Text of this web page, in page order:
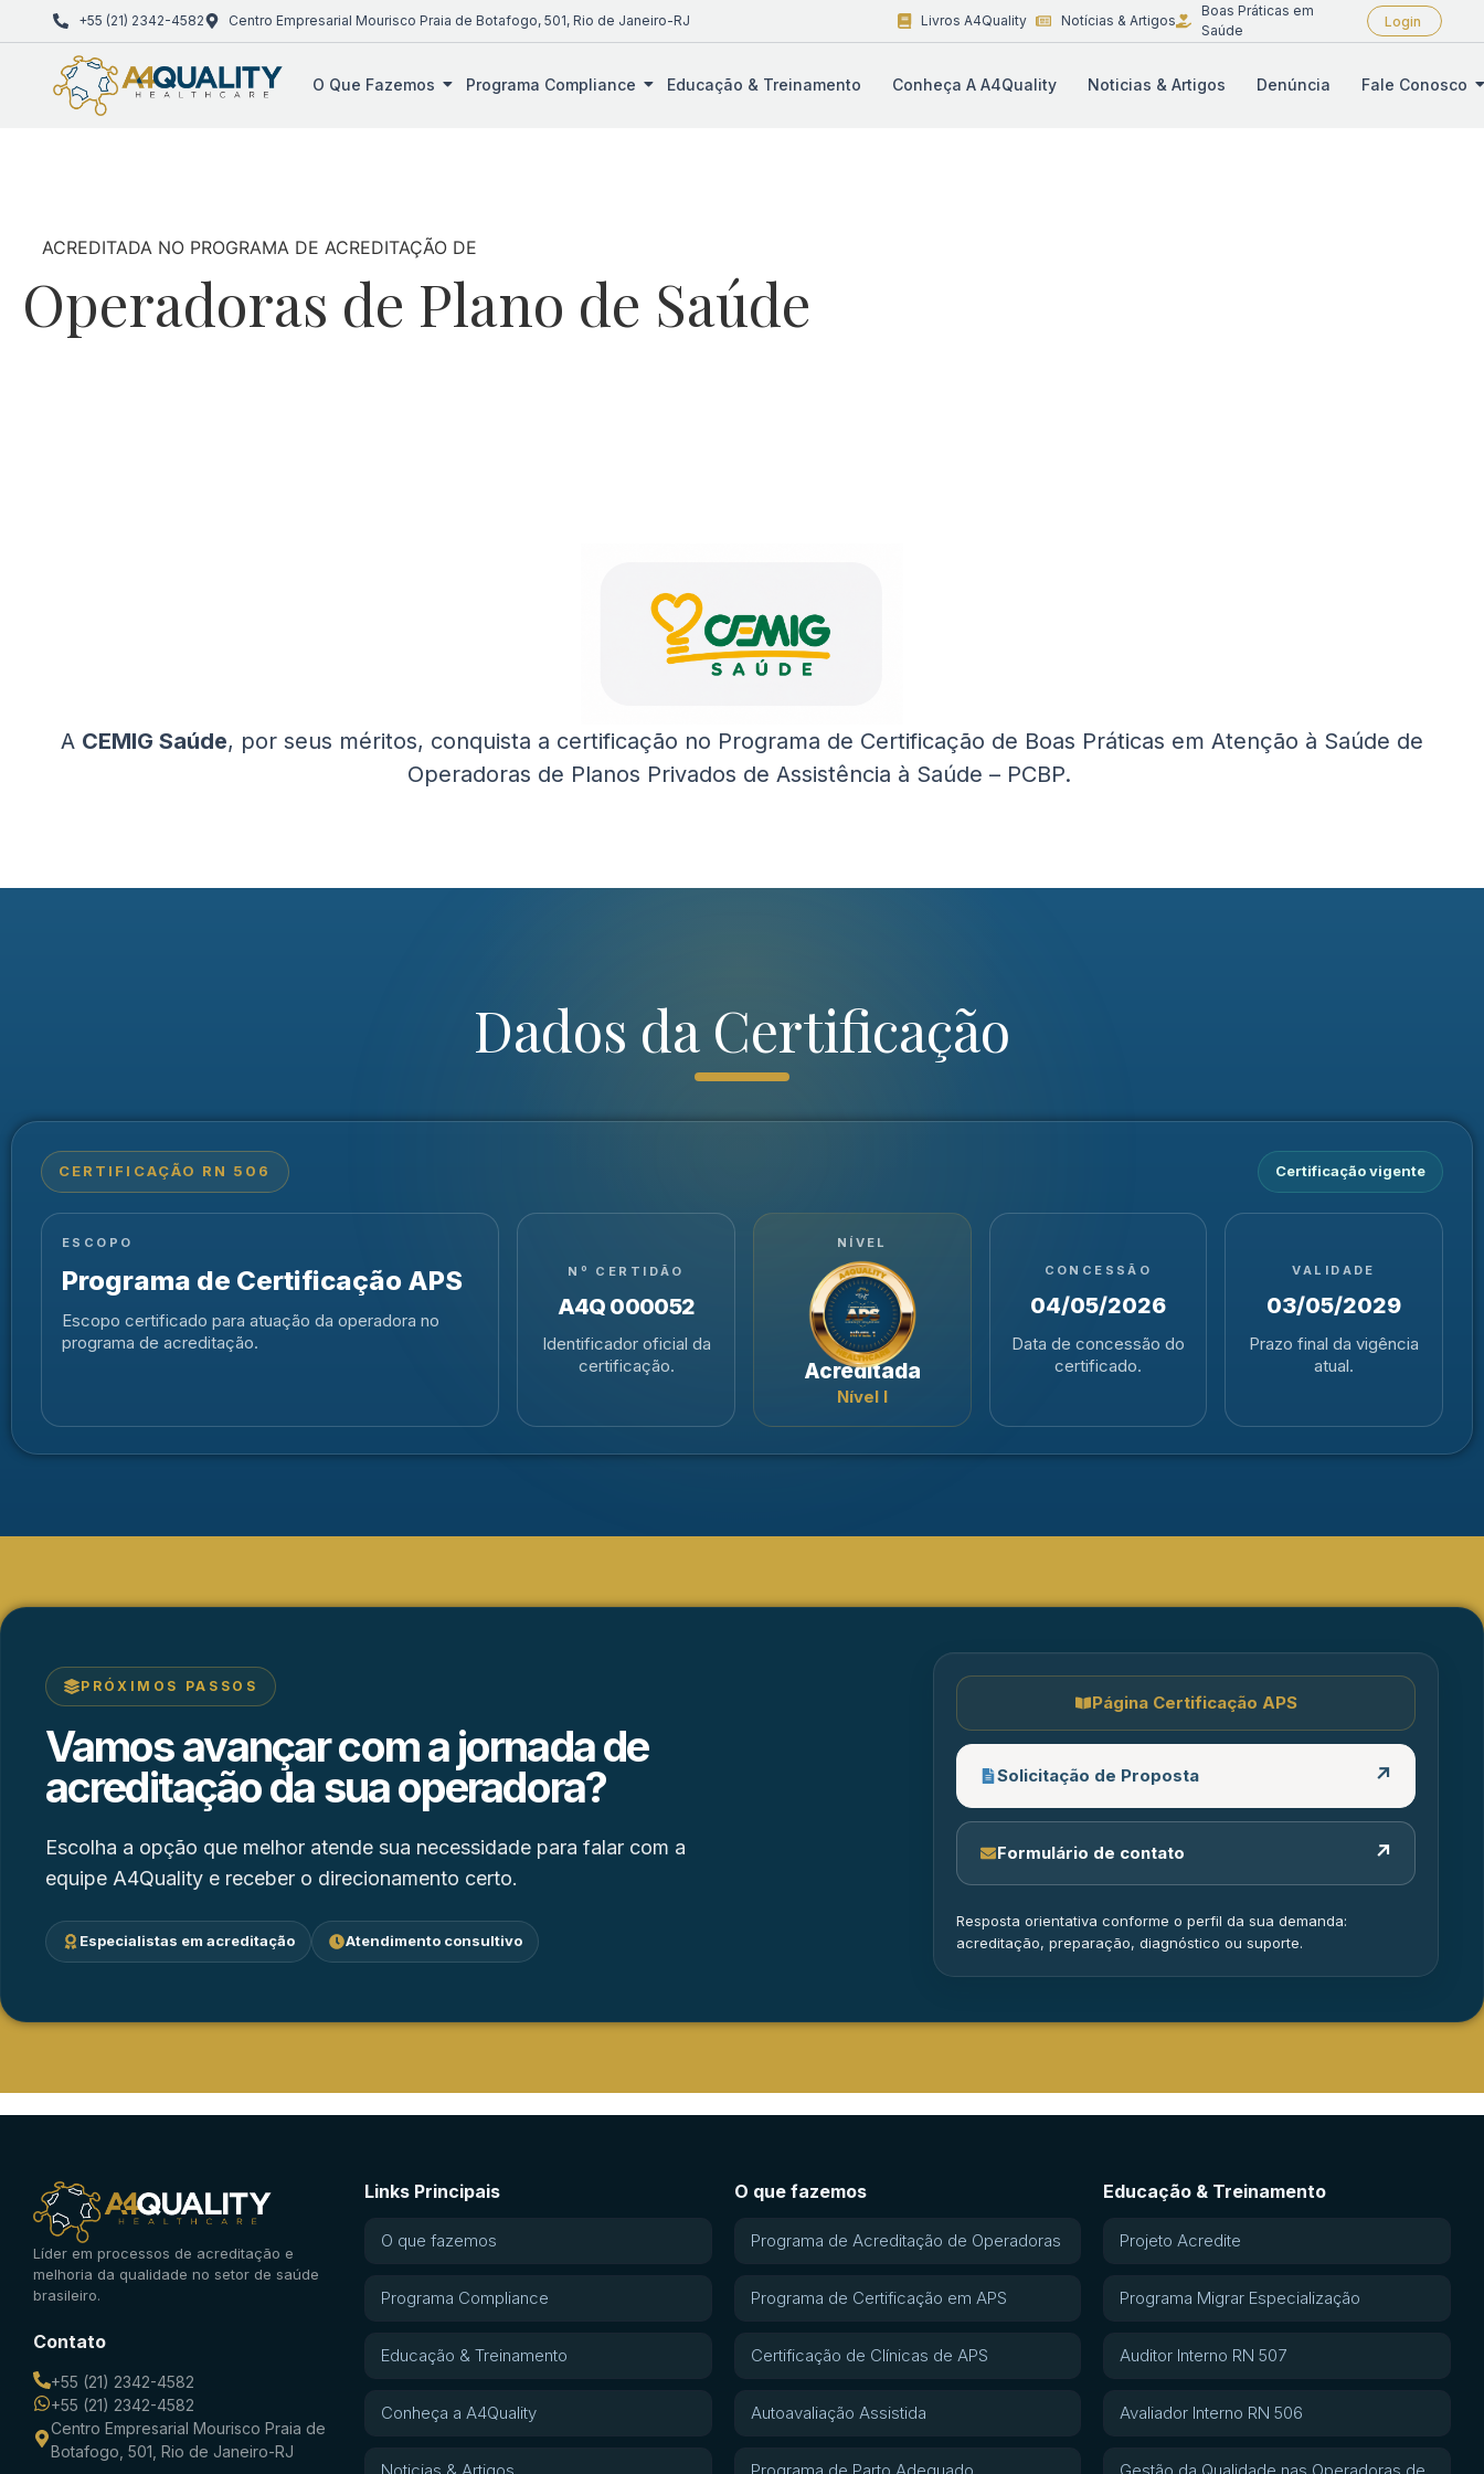
+55 (21) 2342-4582 Centro Empresarial Mourisco Praia de Botafogo, 501, Rio de Janeiro-RJ Livros A4Quality Notícias & Artigos
Boas Práticas em
Saúde
Login
O Que Fazemos Programa Compliance Educação & Treinamento Conheça A A4Quality Noticias & Artigos Denúncia Fale Conosco
ACREDITADA NO PROGRAMA DE ACREDITAÇÃO DE
Operadoras de Plano de Saúde
A CEMIG Saúde, por seus méritos, conquista a certificação no Programa de Certificação de Boas Práticas em Atenção à Saúde de
Operadoras de Planos Privados de Assistência à Saúde – PCBP.
Dados da Certificação
CERTIFICAÇÃO RN 506 Certificação vigente
ESCOPO
Programa de Certificação APS
Escopo certificado para atuação da operadora no
programa de acreditação.
Nº CERTIDÃO
A4Q 000052
Identificador oficial da
certificação.
NÍVEL
Acreditada
Nível I
CONCESSÃO
04/05/2026
Data de concessão do
certificado.
VALIDADE
03/05/2029
Prazo final da vigência
atual.
PRÓXIMOS PASSOS
Vamos avançar com a jornada de
acreditação da sua operadora?
Escolha a opção que melhor atende sua necessidade para falar com a
equipe A4Quality e receber o direcionamento certo.
Especialistas em acreditação Atendimento consultivo
Página Certificação APS
Solicitação de Proposta ↗
Formulário de contato ↗
Resposta orientativa conforme o perfil da sua demanda:
acreditação, preparação, diagnóstico ou suporte.
Líder em processos de acreditação e
melhoria da qualidade no setor de saúde
brasileiro.
Contato
+55 (21) 2342-4582
+55 (21) 2342-4582
Centro Empresarial Mourisco Praia de
Botafogo, 501, Rio de Janeiro-RJ
Links Principais
O que fazemos
Programa Compliance
Educação & Treinamento
Conheça a A4Quality
O que fazemos
Programa de Acreditação de Operadoras
Programa de Certificação em APS
Certificação de Clínicas de APS
Autoavaliação Assistida
Educação & Treinamento
Projeto Acredite
Programa Migrar Especialização
Auditor Interno RN 507
Avaliador Interno RN 506